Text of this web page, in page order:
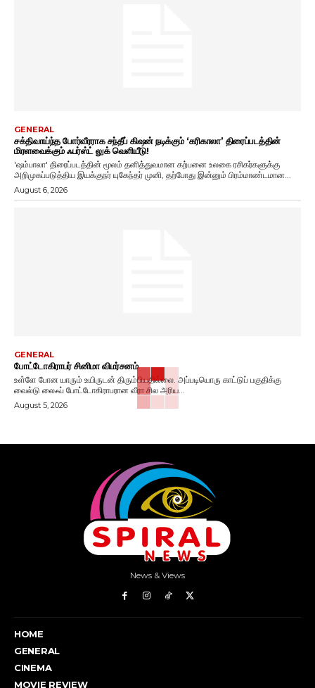
GENERAL
சக்திவாய்ந்த போர்வீரராக சந்தீப் கிஷன் நடிக்கும் ‘கரிகாலா’ திரைப்படத்தின்
மிரளவைக்கும் ஃபர்ஸ்ட் லுக் வெளியீடு!
'ஷம்பாலா' திரைப்படத்தின் மூலம் தனித்துவமான கற்பனை உலகை ரசிகர்களுக்கு
அறிமுகப்படுத்திய இயக்குநர் யுகேந்தர் முனி, தற்போது இன்னும் பிரம்மாண்டமான...
August 6, 2026
GENERAL
போட்டோகிராபர் சினிமா விமர்சனம்
உள்ளே போன யாரும் உயிருடன் திரும்பியதில்லை. அப்படியொரு காட்டுப் பகுதிக்கு
வைல்டு லைஃப் போட்டோகிராபரான வீரா சில அரிய...
August 5, 2026
News & Views
HOME
GENERAL
CINEMA
MOVIE REVIEW